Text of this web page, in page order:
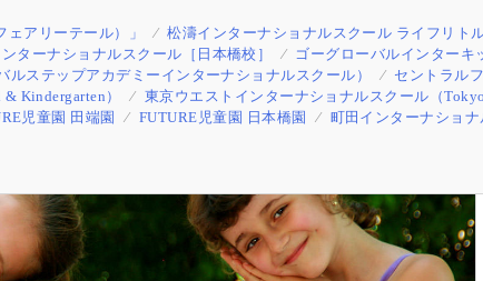
アリーテール）」
松濤インターナショナルスクール ライフリト
ターナショナルスクール［日本橋校］ ゴーグローバルインターキ
ステップアカデミーインターナショナルスクール）
セントラル
Kindergarten）
東京ウエストインターナショナルスクール（
児童園 田端園 FUTURE児童園 日本橋園 町田インターナショ